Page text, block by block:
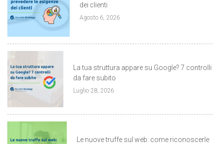
dei clienti
Agosto 6, 2026
La tua struttura appare su Google? 7 controlli
da fare subito
Luglio 28, 2026
Le nuove truffe sul web: come riconoscerle